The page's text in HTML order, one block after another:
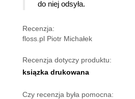
do niej odsyła.
Recenzja:
floss.pl Piotr Michałek
Recenzja dotyczy produktu:
ksiązka drukowana
Czy recenzja była pomocna: